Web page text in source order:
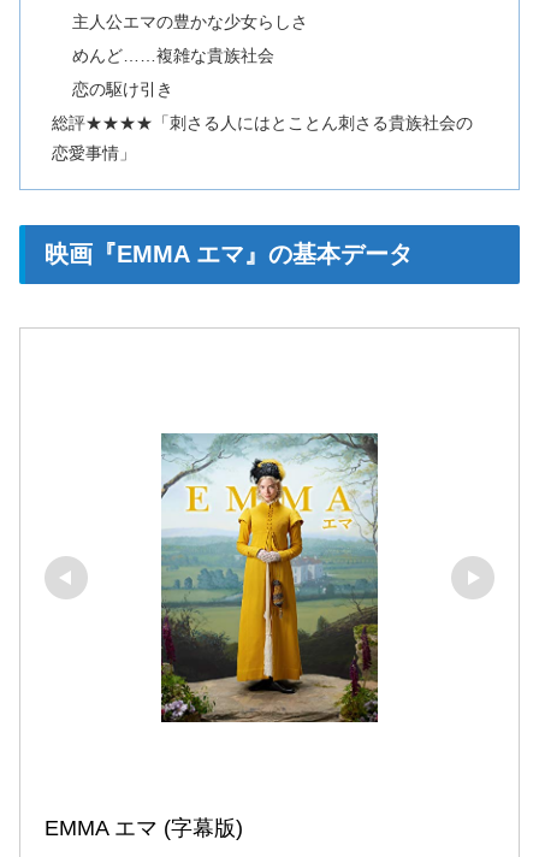
主人公エマの豊かな少女らしさ
めんど……複雑な貴族社会
恋の駆け引き
総評★★★★「刺さる人にはとことん刺さる貴族社会の
恋愛事情」
映画『EMMA エマ』の基本データ
EMMA エマ (字幕版)